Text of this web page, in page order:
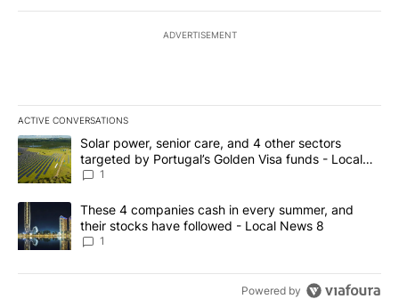
ADVERTISEMENT
ACTIVE CONVERSATIONS
The following is a list of the most commented articles in the last
A trending article titled "Solar power, senior care, and 4 other
Solar power, senior care, and 4 other sectors
targeted by Portugal’s Golden Visa funds - Local
News 8
1
A trending article titled "These 4 companies cash in every
These 4 companies cash in every summer, and
their stocks have followed - Local News 8
1
Powered by